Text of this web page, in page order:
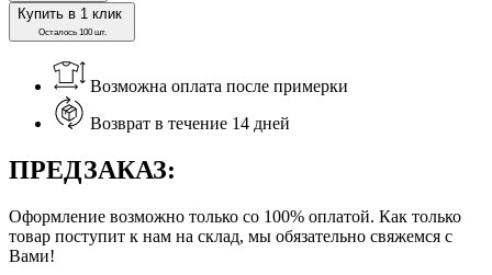
Купить в 1 клик
Осталось 100 шт.
Возможна оплата после примерки
Возврат в течение 14 дней
ПРЕДЗАКАЗ:
Оформление возможно только со 100% оплатой. Как только
товар поступит к нам на склад, мы обязательно свяжемся с
Вами!